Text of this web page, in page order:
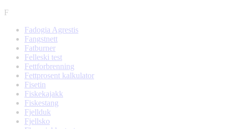
F
Fadogia Agrestis
Fangstnett
Fatburner
Felleski test
Fettforbrenning
Fettprosent kalkulator
Fisetin
Fiskekajakk
Fiskestang
Fjellduk
Fjellsko